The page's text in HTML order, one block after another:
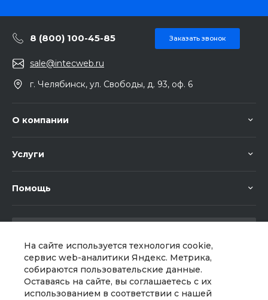
На сайте используется технология cookie,
сервис web-аналитики Яндекс. Метрика,
собираются пользовательские данные.
Оставаясь на сайте, вы соглашаетесь с их
использованием в соответствии с нашей
8 (800) 100-45-85 Заказать звонок
sale@intecweb.ru
г. Челябинск, ул. Свободы, д. 93, оф. 6
О компании
Услуги
Помощь
Мы в соц. сетях